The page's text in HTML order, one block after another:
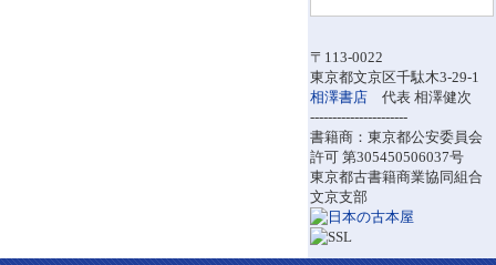
〒113-0022
東京都文京区千駄木3-29-1
相澤書店 代表 相澤健次
----------------------
書籍商：東京都公安委員会
許可 第305450506037号
東京都古書籍商業協同組合
文京支部